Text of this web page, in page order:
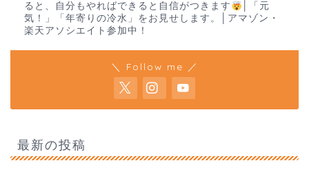
ると、自分もやればできると自信がつきます
│「元
気！」「年寄りの冷水」をお見せします。│アマゾン・
楽天アソシエイト参加中！
＼ Follow me ／
最新の投稿